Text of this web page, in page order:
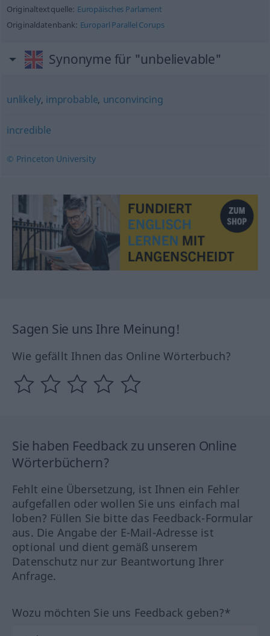
Originaltextquelle: Europäisches Parlament
Originaldatenbank: Europarl Parallel Corups
Synonyme für "unbelievable"
unlikely, improbable, unconvincing
incredible
© Princeton University
Sagen Sie uns Ihre Meinung!
Wie gefällt Ihnen das Online Wörterbuch?
Sie haben Feedback zu unseren Online
Wörterbüchern?
Fehlt eine Übersetzung, ist Ihnen ein Fehler
aufgefallen oder wollen Sie uns einfach mal
loben? Füllen Sie bitte das Feedback-Formular
aus. Die Angabe der E-Mail-Adresse ist
optional und dient gemäß unserem
Datenschutz nur zur Beantwortung Ihrer
Anfrage.
Wozu möchten Sie uns Feedback geben?*